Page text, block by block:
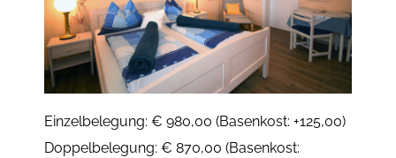
Einzelbelegung: € 980,00 (Basenkost: +125,00)
Doppelbelegung: € 870,00 (Basenkost: